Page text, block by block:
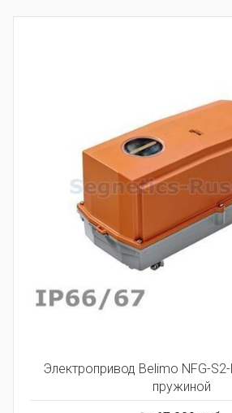
Электропривод Belimo NFG-
пружиной